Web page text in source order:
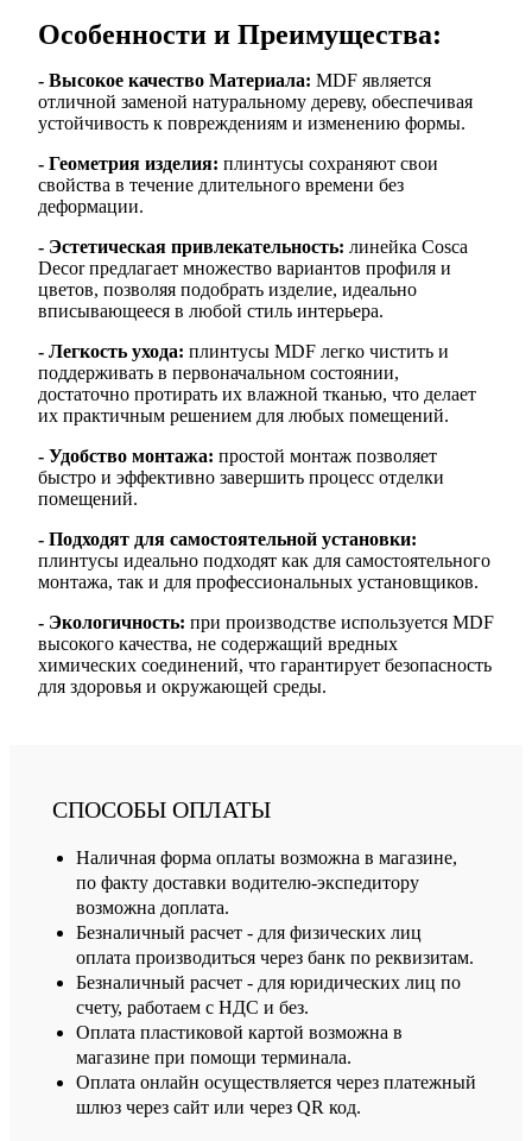
Особенности и Преимущества:
- Высокое качество Материала: MDF является
отличной заменой натуральному дереву, обеспечивая
устойчивость к повреждениям и изменению формы.
- Геометрия изделия: плинтусы сохраняют свои
свойства в течение длительного времени без
деформации.
- Эстетическая привлекательность: линейка Cosca
Decor предлагает множество вариантов профиля и
цветов, позволяя подобрать изделие, идеально
вписывающееся в любой стиль интерьера.
- Легкость ухода: плинтусы MDF легко чистить и
поддерживать в первоначальном состоянии,
достаточно протирать их влажной тканью, что делает
их практичным решением для любых помещений.
- Удобство монтажа: простой монтаж позволяет
быстро и эффективно завершить процесс отделки
помещений.
- Подходят для самостоятельной установки:
плинтусы идеально подходят как для самостоятельного
монтажа, так и для профессиональных установщиков.
- Экологичность: при производстве используется MDF
высокого качества, не содержащий вредных
химических соединений, что гарантирует безопасность
для здоровья и окружающей среды.
СПОСОБЫ ОПЛАТЫ
Наличная форма оплаты возможна в магазине,
по факту доставки водителю-экспедитору
возможна доплата.
Безналичный расчет - для физических лиц
оплата производиться через банк по реквизитам.
Безналичный расчет - для юридических лиц по
счету, работаем с НДС и без.
Оплата пластиковой картой возможна в
магазине при помощи терминала.
Оплата онлайн осуществляется через платежный
шлюз через сайт или через QR код.